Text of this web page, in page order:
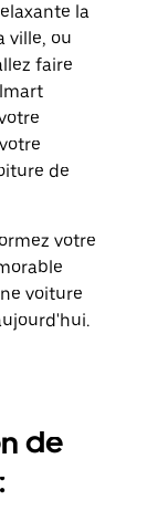
la
ville, ou
faire
de
votre
voiture
de